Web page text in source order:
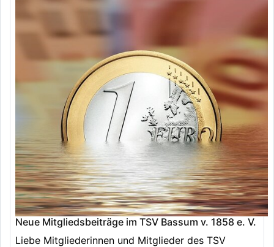
Neue Mitgliedsbeiträge im TSV Bassum v. 1858 e. V.
Liebe Mitgliederinnen und Mitglieder des TSV